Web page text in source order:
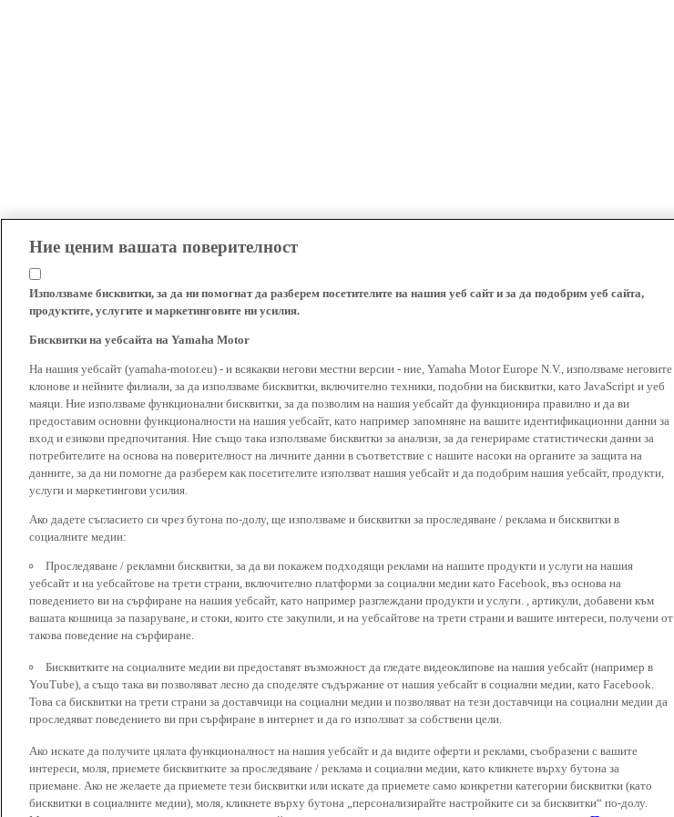
Ние ценим вашата поверителност
Използваме бисквитки, за да ни помогнат да разберем посетителите на нашия уеб сайт и за да подобрим уеб сайта,
продуктите, услугите и маркетинговите ни усилия.
Бисквитки на уебсайта на Yamaha Motor
На нашия уебсайт (yamaha-motor.eu) - и всякакви негови местни версии - ние, Yamaha Motor Europe N.V., използваме неговите
клонове и нейните филиали, за да използваме бисквитки, включително техники, подобни на бисквитки, като JavaScript и уеб
маяци. Ние използваме функционални бисквитки, за да позволим на нашия уебсайт да функционира правилно и да ви
предоставим основни функционалности на нашия уебсайт, като например запомняне на вашите идентификационни данни за
вход и езикови предпочитания. Ние също така използваме бисквитки за анализи, за да генерираме статистически данни за
потребителите на основа на поверителност на личните данни в съответствие с нашите насоки на органите за защита на
данните, за да ни помогне да разберем как посетителите използват нашия уебсайт и да подобрим нашия уебсайт, продукти,
услуги и маркетингови усилия.
Ако дадете съгласието си чрез бутона по-долу, ще използваме и бисквитки за проследяване / реклама и бисквитки в
социалните медии:
Проследяване / рекламни бисквитки, за да ви покажем подходящи реклами на нашите продукти и услуги на нашия
уебсайт и на уебсайтове на трети страни, включително платформи за социални медии като Facebook, въз основа на
поведението ви на сърфиране на нашия уебсайт, като например разглеждани продукти и услуги. , артикули, добавени към
вашата кошница за пазаруване, и стоки, които сте закупили, и на уебсайтове на трети страни и вашите интереси, получени от
такова поведение на сърфиране.
Бисквитките на социалните медии ви предоставят възможност да гледате видеоклипове на нашия уебсайт (например в
YouTube), а също така ви позволяват лесно да споделяте съдържание от нашия уебсайт в социални медии, като Facebook.
Това са бисквитки на трети страни за доставчици на социални медии и позволяват на тези доставчици на социални медии да
проследяват поведението ви при сърфиране в интернет и да го използват за собствени цели.
Ако искате да получите цялата функционалност на нашия уебсайт и да видите оферти и реклами, съобразени с вашите
интереси, моля, приемете бисквитките за проследяване / реклама и социални медии, като кликнете върху бутона за
приемане. Ако не желаете да приемете тези бисквитки или искате да приемете само конкретни категории бисквитки (като
бисквитки в социалните медии), моля, кликнете върху бутона „персонализирайте настройките си за бисквитки“ по-долу.